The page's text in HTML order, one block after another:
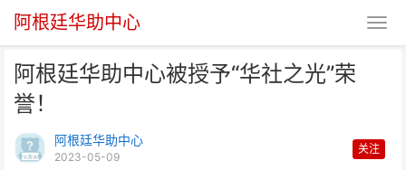
阿根廷华助中心
阿根廷华助中心被授予“华社之光”荣
誉！
阿根廷华助中心
2023-05-09
关注